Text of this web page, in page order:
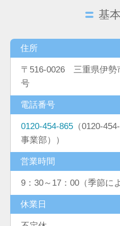
基
住所
〒516-0026 三重県伊勢
号
電話番号
0120-454-865 （0120-
事業部））
営業時間
9：30～17：00（季節に
休業日